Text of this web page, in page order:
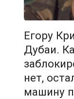
Егору
Дубаи.
нет,
машину